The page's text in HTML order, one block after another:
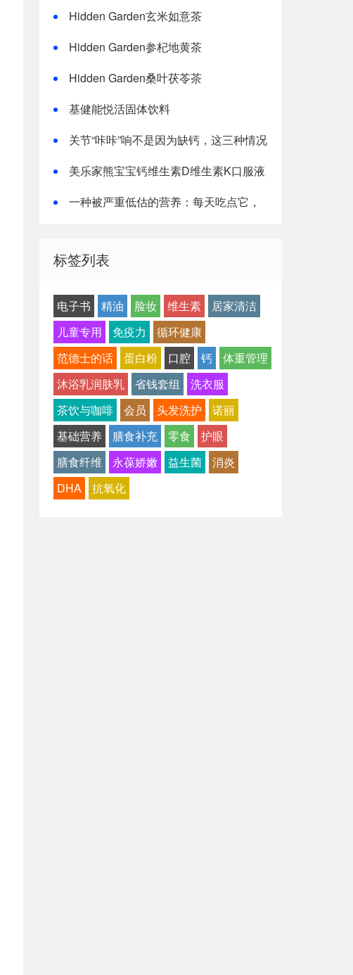
Hidden Garden玄米如意茶
Hidden Garden参杞地黄茶
Hidden Garden桑叶茯苓茶
基健能悦活固体饮料
关节“咔咔”响不是因为缺钙，这三种情况
美乐家熊宝宝钙维生素D维生素K口服液
一种被严重低估的营养：每天吃点它，
标签列表
电子书 精油 脸妆 维生素
居家清洁
儿童专用
免疫力
循环健康
范德士的话
蛋白粉 口腔 钙
体重管理
沐浴乳润肤乳
省钱套组
洗衣服
茶饮与咖啡
会员 头发洗护
诺丽
基础营养
膳食补充 零食
护眼
膳食纤维
永葆娇嫩 益生菌
消炎
DHA
抗氧化